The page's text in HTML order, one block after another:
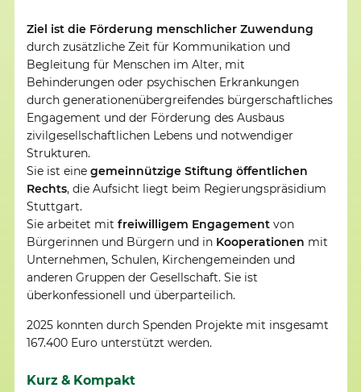
Ziel ist die Förderung menschlicher Zuwendung
durch zusätzliche Zeit für Kommunikation und
Begleitung für Menschen im Alter, mit
Behinderungen oder psychischen Erkrankungen
durch generationenübergreifendes bürgerschaftliches
Engagement und der Förderung des Ausbaus
zivilgesellschaftlichen Lebens und notwendiger
Strukturen.
Sie ist einegemeinnützige Stiftung öffentlichen
Rechts, die Aufsicht liegt beim Regierungspräsidium
Stuttgart.
Sie arbeitet mitfreiwilligem Engagementvon
Bürgerinnen und Bürgern und in Kooperationen mit
Unternehmen, Schulen, Kirchengemeinden und
anderen Gruppen der Gesellschaft. Sie ist
überkonfessionell und überparteilich.
2025 konnten durch Spenden Projekte mit insgesamt
167.400 Euro unterstützt werden.
Kurz & Kompakt